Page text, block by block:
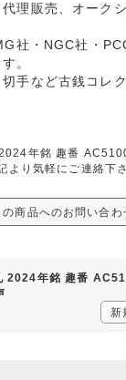
理販売、オーク
社・NGC社・
。
手など古銭コレ
年銘 趣番
より気軽にご連絡下さ
の商品へのお問い合わ
2024年銘 趣番
新